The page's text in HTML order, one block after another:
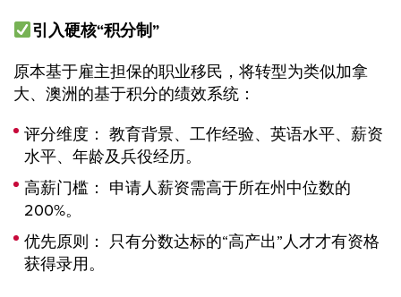
引入硬核“积分制”
原本基于雇主担保的职业移民，将转型为类似加拿
大、澳洲的基于积分的绩效系统：
评分维度： 教育背景、工作经验、英语水平、薪资
水平、年龄及兵役经历。
高薪门槛： 申请人薪资需高于所在州中位数的
200%。
优先原则： 只有分数达标的“高产出”人才才有资格
获得录用。